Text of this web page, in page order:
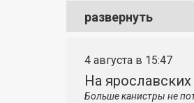
развернуть
4 августа в 15:47
На
Больше канистры не